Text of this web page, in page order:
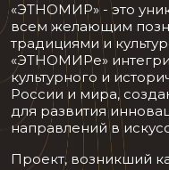
«ЭТНОМИР» - это
всем желающим
традициями и
«ЭТНОМИРе»
культурного и
России и мира,
для развития
направлений в
Проект, возникший